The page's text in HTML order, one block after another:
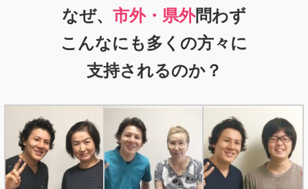
なぜ、 市外・県外問わず
こんなにも多くの方々に
支持されるのか？